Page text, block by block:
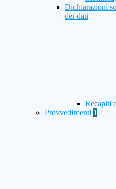
Dichiarazioni
dei dati
Recapiti
Provvedimenti 1